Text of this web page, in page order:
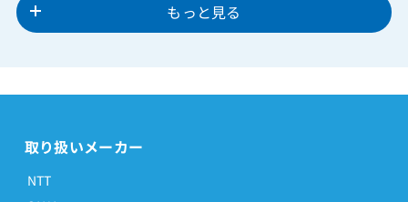
もっと見る
取り扱いメーカー
NTT